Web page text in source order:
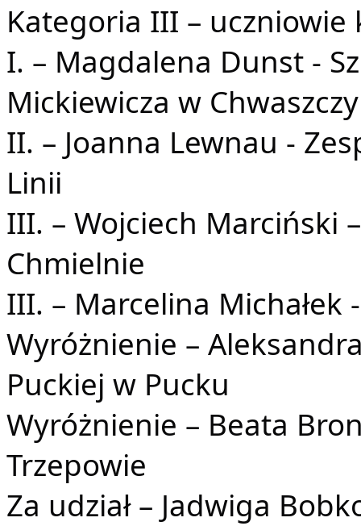
Kategoria III – uczniowie
I. – Magdalena Dunst -
Mickiewicza w
II. – Joanna Lewnau -
Linii
III. – Wojciech Marciński
Chmielnie
III. – Marcelina Michałek
Wyróżnienie –
Puckiej w Pucku
Wyróżnienie – Beata
Trzepowie
Za udział – Jadwiga